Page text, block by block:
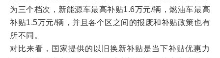
为三个档次，新能源车最高补贴1.6万元/辆，燃油车最高
补贴1.5万元/辆，并且各个区之间的报废和补贴政策也有
所不同。
对比来看，国家提供的以旧换新补贴是当下补贴优惠力